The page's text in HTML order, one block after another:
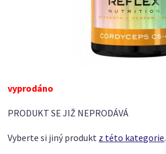
vyprodáno
PRODUKT SE JIŽ NEPRODÁVÁ
Vyberte si jiný produkt z této kategorie.